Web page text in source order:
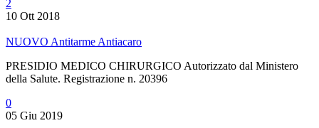
2
10 Ott 2018
NUOVO Antitarme Antiacaro
PRESIDIO MEDICO CHIRURGICO Autorizzato dal Ministero
della Salute. Registrazione n. 20396
0
05 Giu 2019